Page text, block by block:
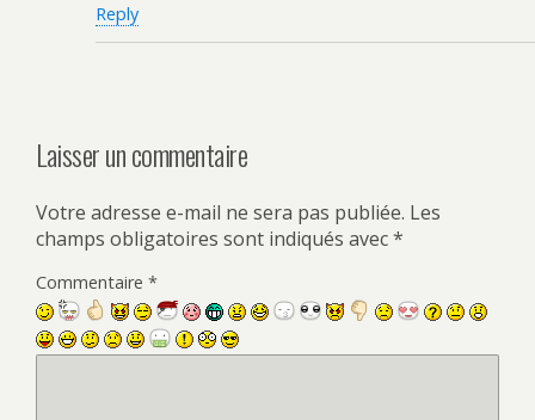
Reply
Laisser un commentaire
Votre adresse e-mail ne sera pas publiée. Les
champs obligatoires sont indiqués avec*
Commentaire *